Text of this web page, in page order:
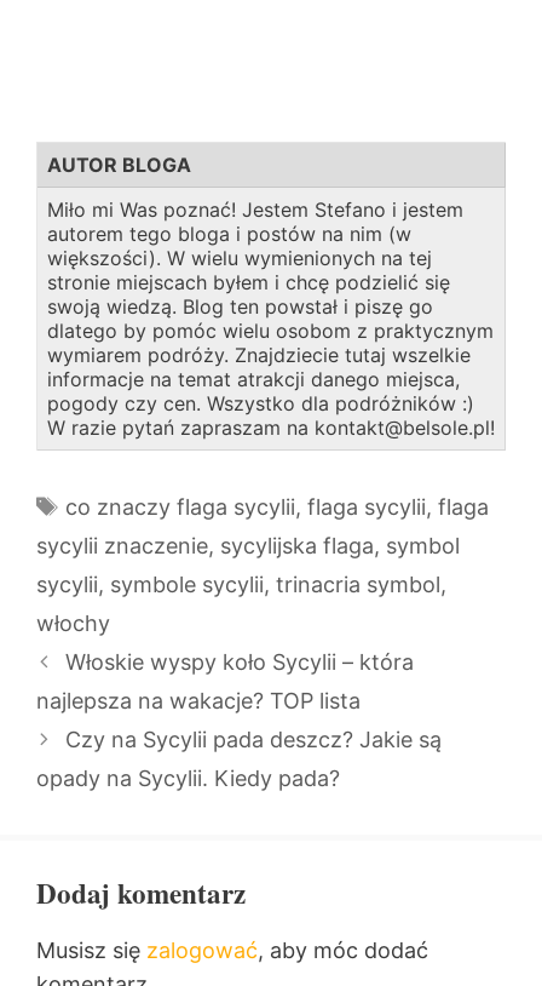
AUTOR BLOGA
Miło mi Was poznać! Jestem Stefano i jestem
autorem tego bloga i postów na nim (w
większości). W wielu wymienionych na tej
stronie miejscach byłem i chcę podzielić się
swoją wiedzą. Blog ten powstał i piszę go
dlatego by pomóc wielu osobom z praktycznym
wymiarem podróży. Znajdziecie tutaj wszelkie
informacje na temat atrakcji danego miejsca,
pogody czy cen. Wszystko dla podróżników :)
W razie pytań zapraszam na kontakt@belsole.pl!
Tagi
co znaczy flaga sycylii, flaga sycylii, flaga
sycylii znaczenie, sycylijska flaga, symbol
sycylii, symbole sycylii, trinacria symbol,
włochy
Włoskie wyspy koło Sycylii – która
najlepsza na wakacje? TOP lista
Czy na Sycylii pada deszcz? Jakie są
opady na Sycylii. Kiedy pada?
Dodaj komentarz
Musisz się zalogować, aby móc dodać